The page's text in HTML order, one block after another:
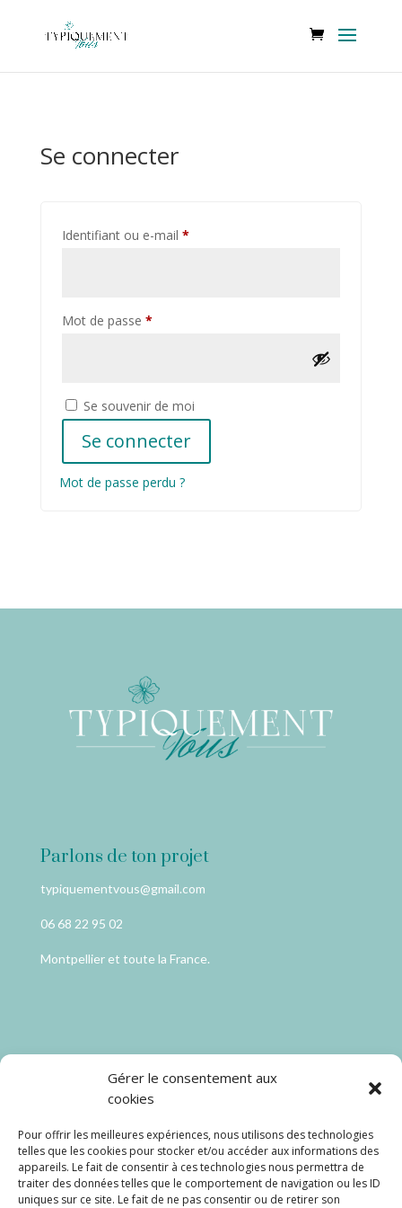
Gérer le consentement aux
cookies
Pour offrir les meilleures expériences, nous utilisons des technologies
telles que les cookies pour stocker et/ou accéder aux informations des
appareils. Le fait de consentir à ces technologies nous permettra de
traiter des données telles que le comportement de navigation ou les ID
uniques sur ce site. Le fait de ne pas consentir ou de retirer son
Se connecter
Identifiant ou e-mail *Obligatoire
Mot de passe *Obligatoire
Se souvenir de moi
Se connecter
Mot de passe perdu ?
Parlons de ton projet
typiquementvous@gmail.com
06 68 22 95 02
Montpellier et toute la France.
Catégories
Seconde main
Carte cadeau